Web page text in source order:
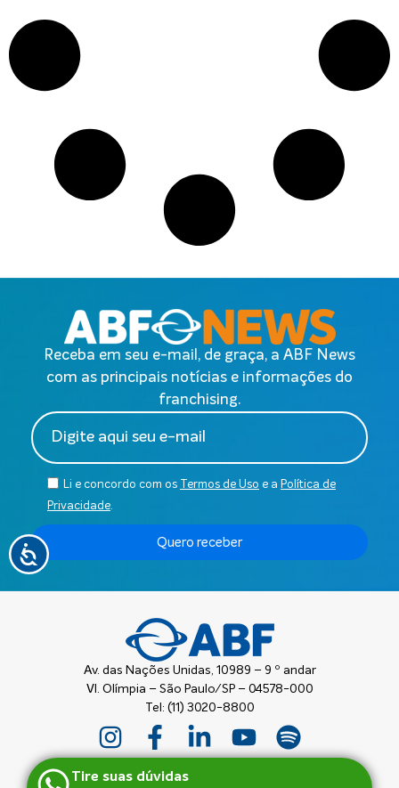
Receba em seu e-mail, de graça, a ABF News
com as principais notícias e informações do
franchising.
Li e concordo com os Termos de Uso e a Política de
Privacidade.
Quero receber
Av. das Nações Unidas, 10989 – 9 º andar
Vl. Olímpia – São Paulo/SP – 04578-000
Tel: (11) 3020-8800
Tire suas dúvidas